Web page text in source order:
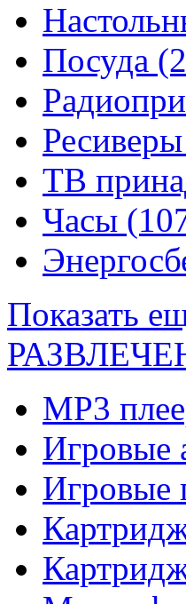
Посуда
Ресиверы
ТВ
Часы
Показать
MP3
Игровые
Игровые